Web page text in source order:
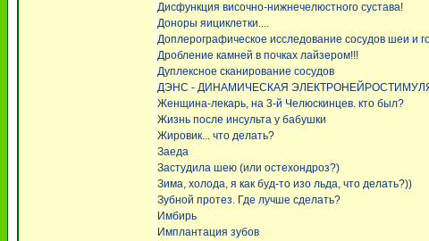
Дисфункция височно-нижнечелюстного сустава!
Доноры яициклетки....
Доплерографическое исследование сосудов шеи и
Дробление камней в почках лайзером!!!
Дуплексное сканирование сосудов
ДЭНС - ДИНАМИЧЕСКАЯ
Женщина-лекарь, на 3-й Челюскинцев. кто был?
Жизнь после инсульта у бабушки
Жировик... что делать?
Заеда
Застудила шею (или остехондроз?)
Зима, холода, я как буд-то изо льда, что делать?))
Зубной протез. Где лучше сделать?
Имбирь
Имплантация зубов